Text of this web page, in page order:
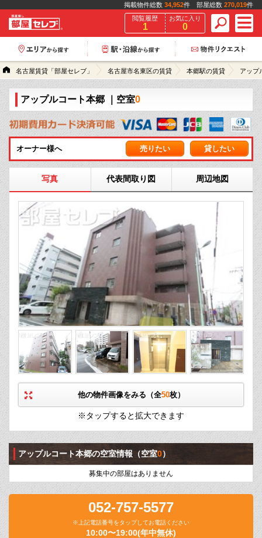
掲載物件総数 34,952件 部屋総数 270,019件
閲覧履歴
1
お気に入り
0
名古屋賃貸「部屋セレブ」 名古屋市名東区の賃貸 本郷駅の賃貸 アップ
アップルコート本郷 ｜空室0
オーナー様へ 売りたい 貸したい
写真 代表間取り図 周辺地図
他の物件画像をみる（全50枚）
※タップすると拡大できます
アップルコート本郷の空室情報（空室0）
募集中の部屋はありません
052-757-5577
※上記電話番号をタップしてお電話ください
10:00〜19:00(年中無休)